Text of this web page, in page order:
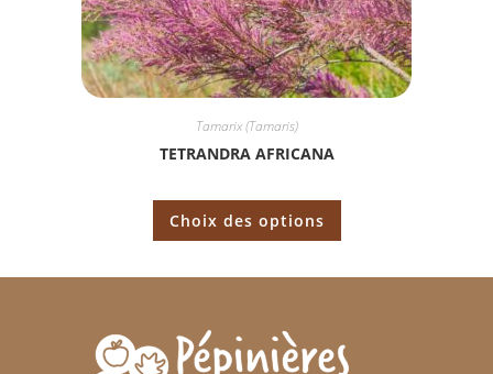
Tamarix (Tamaris)
TETRANDRA AFRICANA
Choix des options